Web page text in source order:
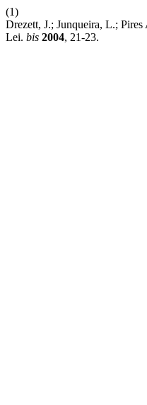
(1)
Drezett, J.; Junqueira, L.;
Lei. bis 2004, 21-23.